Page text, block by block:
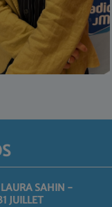
SAHIN -
JUILLET